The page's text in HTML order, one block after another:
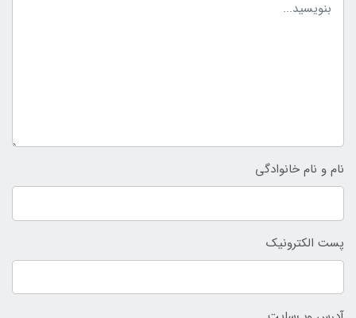
نام و نام خانوادگی
پست الکترونیک